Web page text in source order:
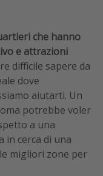
che hanno
e attrazioni
difficile sapere da
dove
aiutarti. Un
potrebbe voler
a una
in cerca di una
migliori zone per